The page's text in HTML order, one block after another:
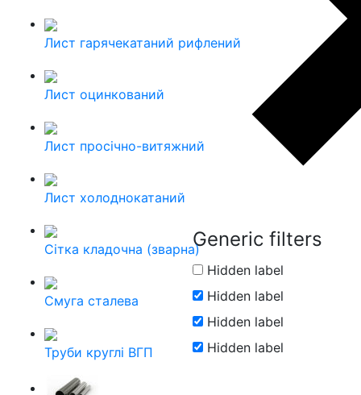
Generic filters
Hidden label
Hidden label
Hidden label
Hidden label
Лист гарячекатаний рифлений
Лист оцинкований
Лист просічно-витяжний
Лист холоднокатаний
Сітка кладочна (зварна)
Смуга сталева
Труби круглі ВГП